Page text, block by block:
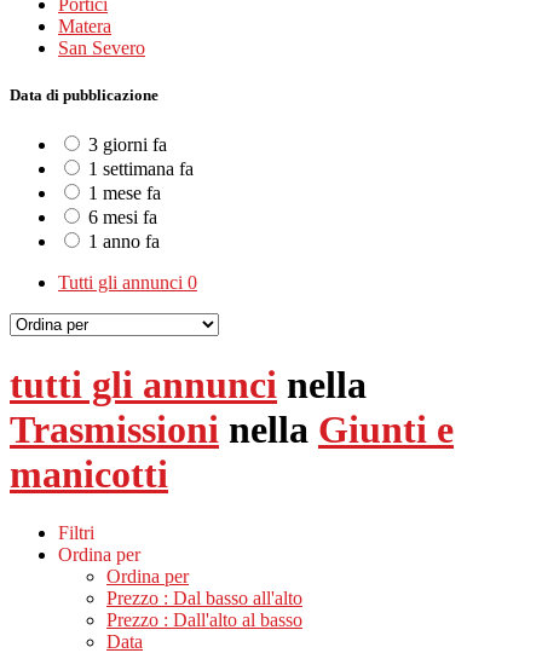
Matera
San Severo
Data di pubblicazione
3 giorni fa
1 settimana fa
1 mese fa
6 mesi fa
1 anno fa
Tutti gli annunci 0
tutti gli annunci nella
Trasmissioni nella Giunti e
manicotti
Filtri
Ordina per
Ordina per
Prezzo : Dal basso all'alto
Prezzo : Dall'alto al basso
Data